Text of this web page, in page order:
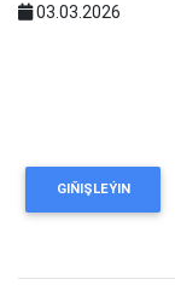
03.03.2026
GIŇIŞLEÝIN